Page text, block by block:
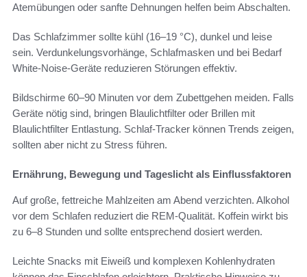
Atemübungen oder sanfte Dehnungen helfen beim Abschalten.
Das Schlafzimmer sollte kühl (16–19 °C), dunkel und leise
sein. Verdunkelungsvorhänge, Schlafmasken und bei Bedarf
White-Noise-Geräte reduzieren Störungen effektiv.
Bildschirme 60–90 Minuten vor dem Zubettgehen meiden. Falls
Geräte nötig sind, bringen Blaulichtfilter oder Brillen mit
Blaulichtfilter Entlastung. Schlaf-Tracker können Trends zeigen,
sollten aber nicht zu Stress führen.
Ernährung, Bewegung und Tageslicht als Einflussfaktoren
Auf große, fettreiche Mahlzeiten am Abend verzichten. Alkohol
vor dem Schlafen reduziert die REM-Qualität. Koffein wirkt bis
zu 6–8 Stunden und sollte entsprechend dosiert werden.
Leichte Snacks mit Eiweiß und komplexen Kohlenhydraten